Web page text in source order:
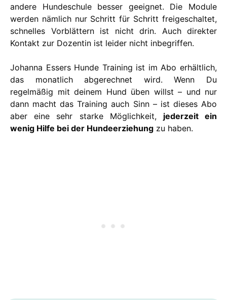
andere Hundeschule besser geeignet. Die Module
werden nämlich nur Schritt für Schritt freigeschaltet,
schnelles Vorblättern ist nicht drin. Auch direkter
Kontakt zur Dozentin ist leider nicht inbegriffen.
Johanna Essers Hunde Training ist im Abo erhältlich,
das monatlich abgerechnet wird. Wenn Du
regelmäßig mit deinem Hund üben willst – und nur
dann macht das Training auch Sinn – ist dieses Abo
aber eine sehr starke Möglichkeit, jederzeit ein
wenig Hilfe bei der Hundeerziehung zu haben.